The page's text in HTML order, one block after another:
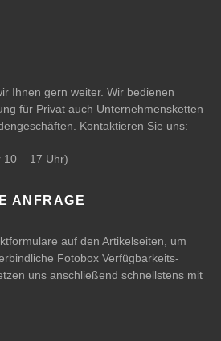
Ihnen gern weiter. Wir bedienen
für Privat auch Unternehmensketten
Kontaktieren Sie uns:
10 – 17 Uhr)
ANFRAGE
auf den Artikelseiten, um
Fotobox Verfügbarkeits-
uns anschließend schnellstens mit